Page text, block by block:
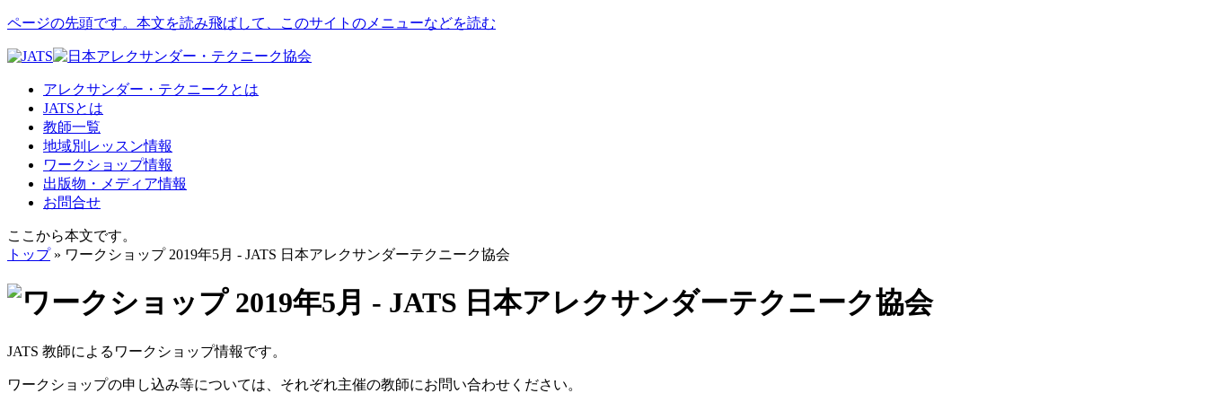
ページの先頭です。本文を読み飛ばして、このサイトのメニューなどを読む
アレクサンダー・テクニークとは
JATSとは
教師一覧
地域別レッスン情報
ワークショップ情報
出版物・メディア情報
お問合せ
ここから本文です。
トップ» ワークショップ 2019年5月 - JATS 日本アレクサンダーテクニーク協会
JATS 教師によるワークショップ情報です。
ワークショップの申し込み等については、それぞれ主催の教師にお問い合わせください。